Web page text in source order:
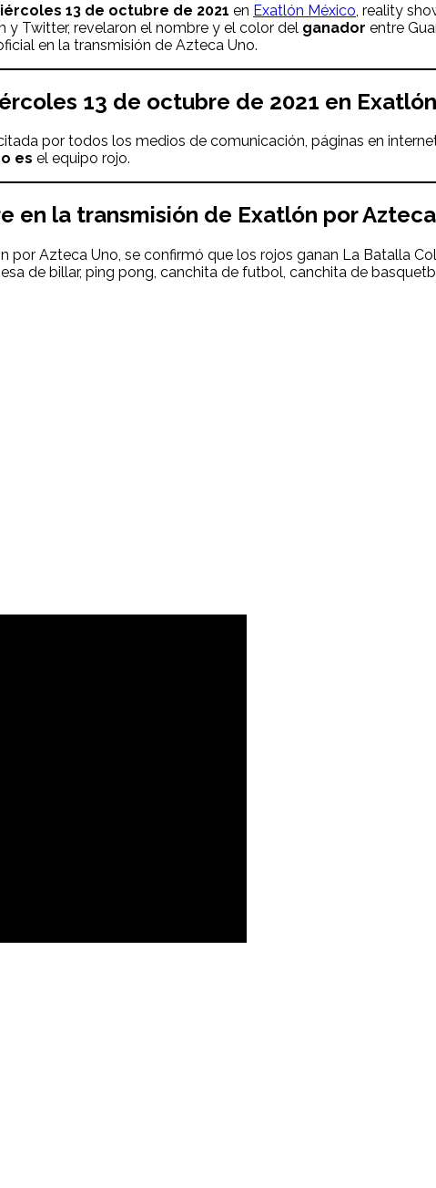
13 de octubre de 2021 en Exatlón México , reality
y Twitter, revelaron el nombre y el color del ganador entre
en la transmisión de Azteca Uno.
13 de octubre de 2021 en Exatlón
por todos los medios de comunicación, páginas en
es el equipo rojo.
en la transmisión de Exatlón por
por Azteca Uno, se confirmó que los rojos ganan La Batalla
de billar, ping pong, canchita de futbol, canchita de